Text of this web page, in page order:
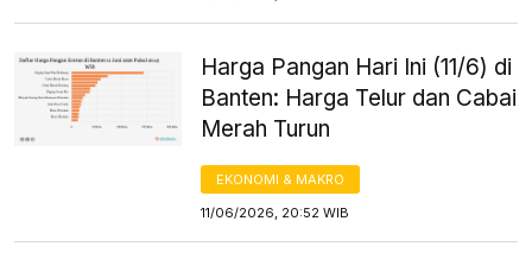
Harga Pangan Hari Ini (11/6) di
Banten: Harga Telur dan Cabai
Merah Turun
EKONOMI & MAKRO
11/06/2026, 20:52 WIB